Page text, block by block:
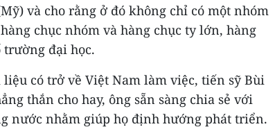
và cho rằng ở đó không chỉ có một nhóm
chục nhóm và hàng chục ty lớn, hàng
trường đại học.
có trở về Việt Nam làm việc, tiến sỹ Bùi
thắn cho hay, ông sẵn sàng chia sẻ với
nước nhằm giúp họ định hướng phát triển.